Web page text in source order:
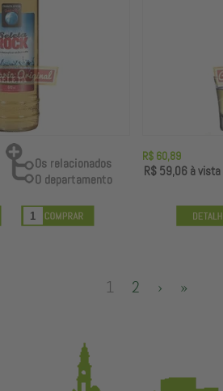
R$ 60,89
R$ 59,06à vista
1 2 › »